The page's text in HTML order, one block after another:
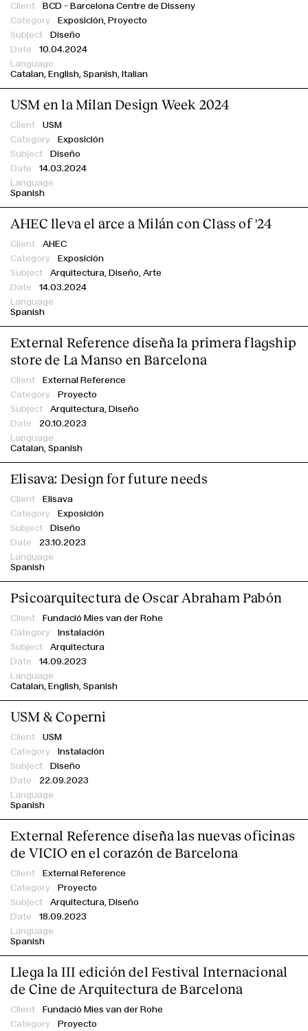
BCD - Barcelona Centre de Disseny
Exposición, Proyecto
Diseño
10.04.2024
Catalan English Spanish Italian
USM en la Milan Design Week 2024
USM
Exposición
Diseño
14.03.2024
Spanish
AHEC lleva el arce a Milán con Class of '24
AHEC
Exposición
Arquitectura, Diseño, Arte
14.03.2024
Spanish
External Reference diseña la primera flagship
store de La Manso en Barcelona
External Reference
Proyecto
Arquitectura, Diseño
20.10.2023
Catalan Spanish
Elisava: Design for future needs
Elisava
Exposición
Diseño
23.10.2023
Spanish
Psicoarquitectura de Oscar Abraham Pabón
Fundació Mies van der Rohe
Instalación
Arquitectura
14.09.2023
Catalan English Spanish
USM & Coperni
USM
Instalación
Diseño
22.09.2023
Spanish
External Reference diseña las nuevas oficinas
de VICIO en el corazón de Barcelona
External Reference
Proyecto
Arquitectura, Diseño
18.09.2023
Spanish
Llega la III edición del Festival Internacional
de Cine de Arquitectura de Barcelona
Fundació Mies van der Rohe
Proyecto